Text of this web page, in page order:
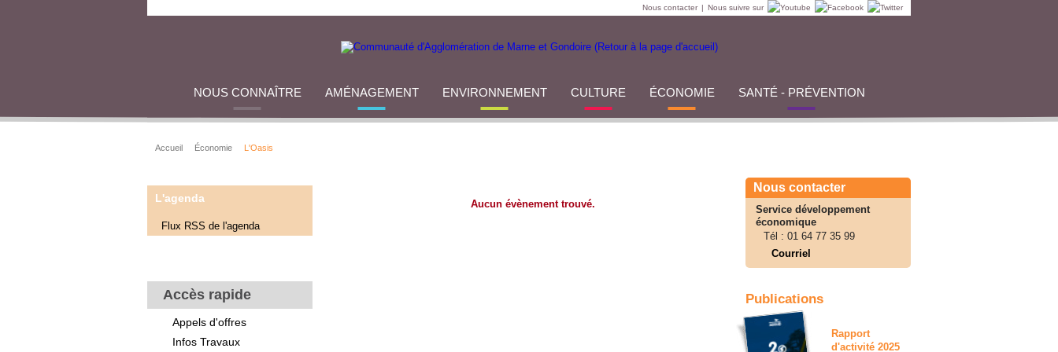
Nous contacter | Nous suivre sur
NOUS CONNAÎTRE AMÉNAGEMENT ENVIRONNEMENT CULTURE ÉCONOMIE SANTÉ - PRÉVENTION
Accueil Économie L'Oasis
L'agenda
Flux RSS de l'agenda
Accès rapide
Appels d'offres
Infos Travaux
Aucun évènement trouvé.
Nous contacter
Service développement
économique
Tél : 01 64 77 35 99
Courriel
Publications
Rapport
d'activité 2025